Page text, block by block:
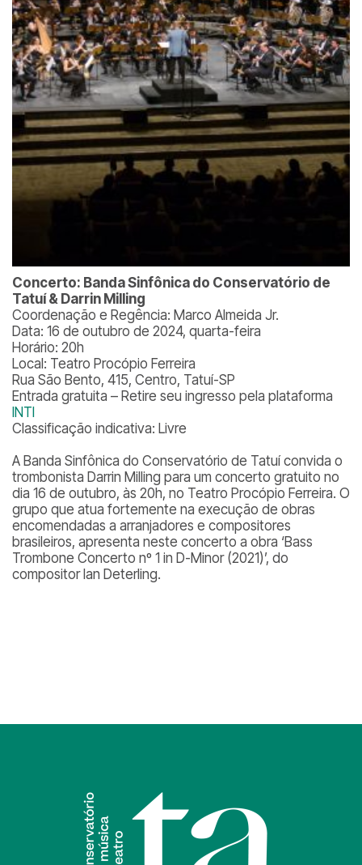
Concerto: Banda Sinfônica do Conservatório de
Tatuí & Darrin Milling
Coordenação e Regência: Marco Almeida Jr.
Data: 16 de outubro de 2024, quarta-feira
Horário: 20h
Local: Teatro Procópio Ferreira
Rua São Bento, 415, Centro, Tatuí-SP
Entrada gratuita – Retire seu ingresso pela plataforma
INTI
Classificação indicativa: Livre
A Banda Sinfônica do Conservatório de Tatuí convida o
trombonista Darrin Milling para um concerto gratuito no
dia 16 de outubro, às 20h, no Teatro Procópio Ferreira. O
grupo que atua fortemente na execução de obras
encomendadas a arranjadores e compositores
brasileiros, apresenta neste concerto a obra ‘Bass
Trombone Concerto nº 1 in D-Minor (2021)’, do
compositor Ian Deterling.